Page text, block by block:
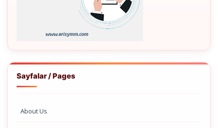
Sayfalar / Pages
About Us